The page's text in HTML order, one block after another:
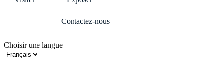
Contactez-nous
Choisir une langue